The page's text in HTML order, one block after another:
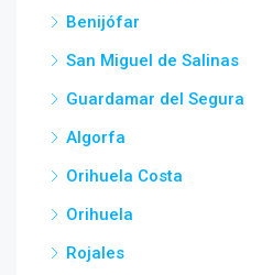
Benijófar
San Miguel de Salinas
Guardamar del Segura
Algorfa
Orihuela Costa
Orihuela
Rojales